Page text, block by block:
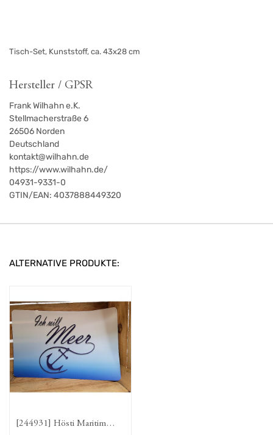
Tisch-Set, Kunststoff, ca. 43x28 cm
Hersteller / GPSR
Frank Wilhahn e.K.
Stellmacherstraße 6
26506 Norden
Deutschland
kontakt@wilhahn.de
https://www.wilhahn.de/
04931-9331-0
GTIN/EAN: 4037888449320
ALTERNATIVE PRODUKTE:
[244931] Hösti Maritim